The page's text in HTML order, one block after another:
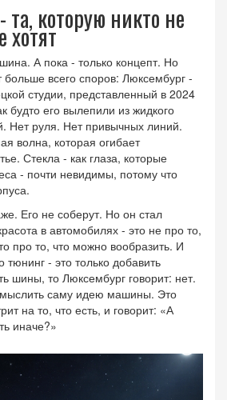
которую никто не
хотят
А пока - только концепт. Но
всего споров: Люксембург -
студии, представленный в 2024
будто его вылепили из жидкого
Нет руля. Нет привычных линий.
волна, которая огибает
Стекла - как глаза, которые
- почти невидимы, потому что
Его не соберут. Но он стал
в автомобилях - это не про то,
про то, что можно вообразить. И
тюнинг - это только добавить
шины, то Люксембург говорит: нет.
саму идею машины. Это
на то, что есть, и говорит: «А
иначе?»